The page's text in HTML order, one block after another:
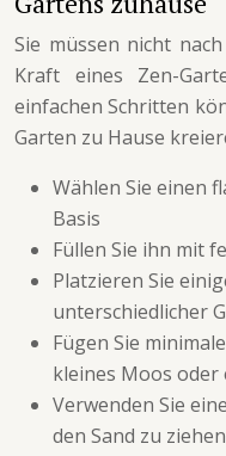
Sie müssen nicht
Kraft eines Zen-
einfachen Schritten
Garten zu Hause
Wählen Sie einen
Basis
Füllen Sie ihn mit
Platzieren Sie
unterschiedlicher
Fügen Sie
kleines Moos oder
Verwenden Sie
den Sand zu ziehen